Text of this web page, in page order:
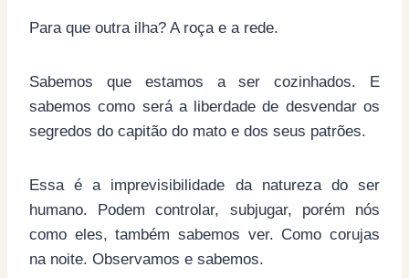
Para que outra ilha? A roça e a rede.
Sabemos que estamos a ser cozinhados. E
sabemos como será a liberdade de desvendar os
segredos do capitão do mato e dos seus patrões.
Essa é a imprevisibilidade da natureza do ser
humano. Podem controlar, subjugar, porém nós
como eles, também sabemos ver. Como corujas
na noite. Observamos e sabemos.